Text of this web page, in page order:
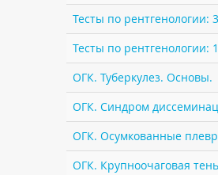
Тесты по рентгенологии:
Тесты по рентгенологии:
ОГК. Туберкулез. Основы.
ОГК. Синдром
ОГК. Осумкованные
ОГК. Крупноочаговая